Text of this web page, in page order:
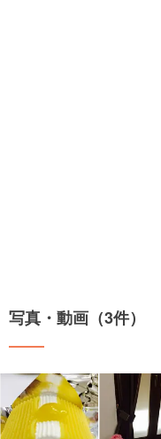
写真・動画（3件）